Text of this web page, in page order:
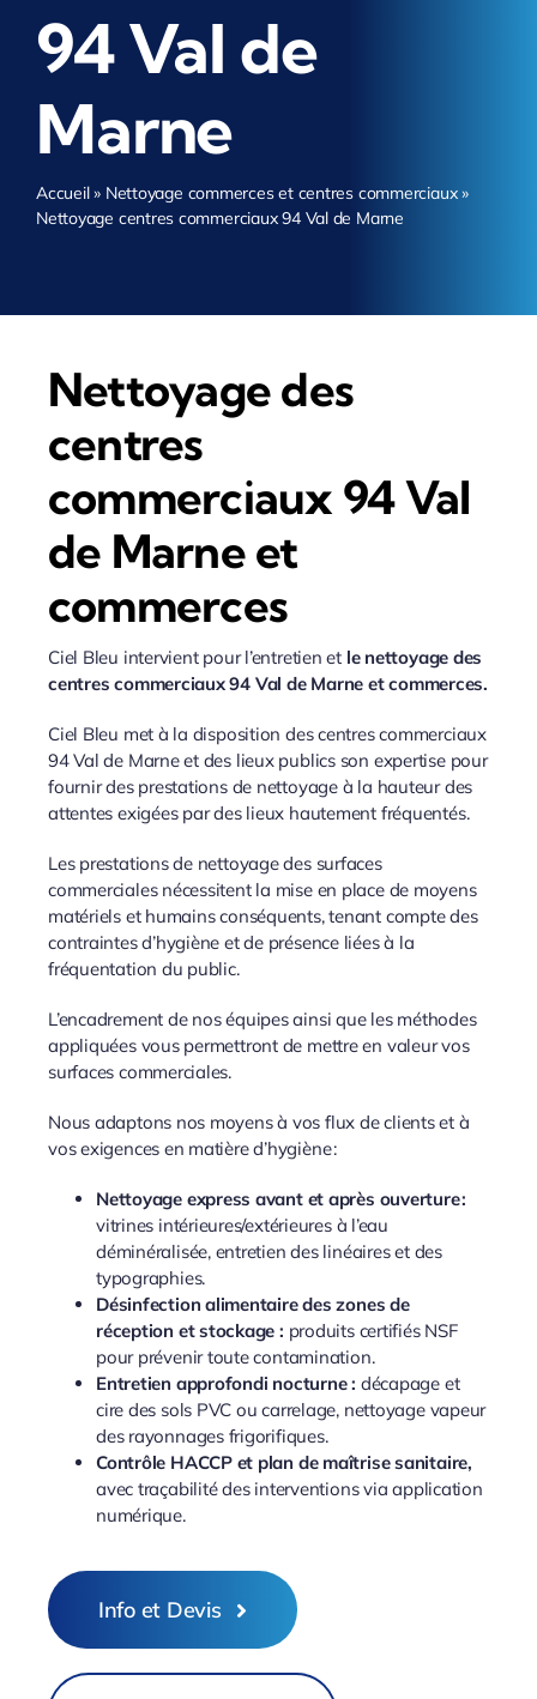
94 Val de
Marne
Accueil» Nettoyage commerces et centres commerciaux»
Nettoyage centres commerciaux 94 Val de Marne
Nettoyage des
centres
commerciaux 94 Val
de Marne et
commerces
Ciel Bleu intervient pour l’entretien et le nettoyage des
centres commerciaux 94 Val de Marne et commerces.
Ciel Bleu met à la disposition des centres commerciaux
94 Val de Marne et des lieux publics son expertise pour
fournir des prestations de nettoyage à la hauteur des
attentes exigées par des lieux hautement fréquentés.
Les prestations de nettoyage des surfaces
commerciales nécessitent la mise en place de moyens
matériels et humains conséquents, tenant compte des
contraintes d’hygiène et de présence liées à la
fréquentation du public.
L’encadrement de nos équipes ainsi que les méthodes
appliquées vous permettront de mettre en valeur vos
surfaces commerciales.
Nous adaptons nos moyens à vos flux de clients et à
vos exigences en matière d’hygiène :
Nettoyage express avant et après ouverture :
vitrines intérieures/extérieures à l’eau
déminéralisée, entretien des linéaires et des
typographies.
Désinfection alimentaire des zones de
réception et stockage : produits certifiés NSF
pour prévenir toute contamination.
Entretien approfondi nocturne : décapage et
cire des sols PVC ou carrelage, nettoyage vapeur
des rayonnages frigorifiques.
Contrôle HACCP et plan de maîtrise sanitaire,
avec traçabilité des interventions via application
numérique.
Info et Devis